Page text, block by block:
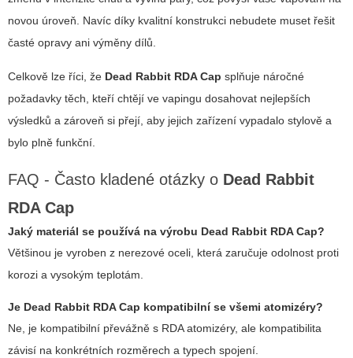
novou úroveň. Navíc díky kvalitní konstrukci nebudete muset řešit
časté opravy ani výměny dílů.
Celkově lze říci, že Dead Rabbit RDA Cap splňuje náročné
požadavky těch, kteří chtějí ve vapingu dosahovat nejlepších
výsledků a zároveň si přejí, aby jejich zařízení vypadalo stylově a
bylo plně funkční.
FAQ - Často kladené otázky o Dead Rabbit
RDA Cap
Jaký materiál se používá na výrobu Dead Rabbit RDA Cap?
Většinou je vyroben z nerezové oceli, která zaručuje odolnost proti
korozi a vysokým teplotám.
Je Dead Rabbit RDA Cap kompatibilní se všemi atomizéry?
Ne, je kompatibilní převážně s RDA atomizéry, ale kompatibilita
závisí na konkrétních rozměrech a typech spojení.